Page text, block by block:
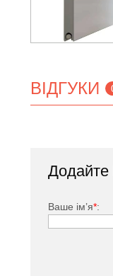
ВІДГУКИ
Додайте
Ваше ім’я*: